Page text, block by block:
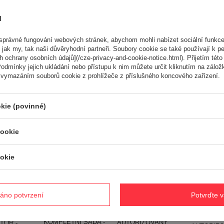
odpovědi budou zveřejněny pro
HONDA S
HP
-
KOMPAKTOR ZM06
KOMPLETNÍ SADA -
720 samojízdný půdní
OFICIÁLNÍ
AUTORIZOVANÝ
Cedrus
REBAK
cm !
fungování webových stránek, abychom mohli nabízet sociální
my, tak naši důvěryhodní partneři. Soubory cookie se také používají k
ochrany osobních údajů](/cze-privacy-and-cookie-notice.html). Přijetím
jejich ukládání nebo přístupu k nim můžete určit kliknutím na
souborů cookie z prohlížeče z příslušného koncového zařízení.
(povinné)
potvrzení Potvrďte